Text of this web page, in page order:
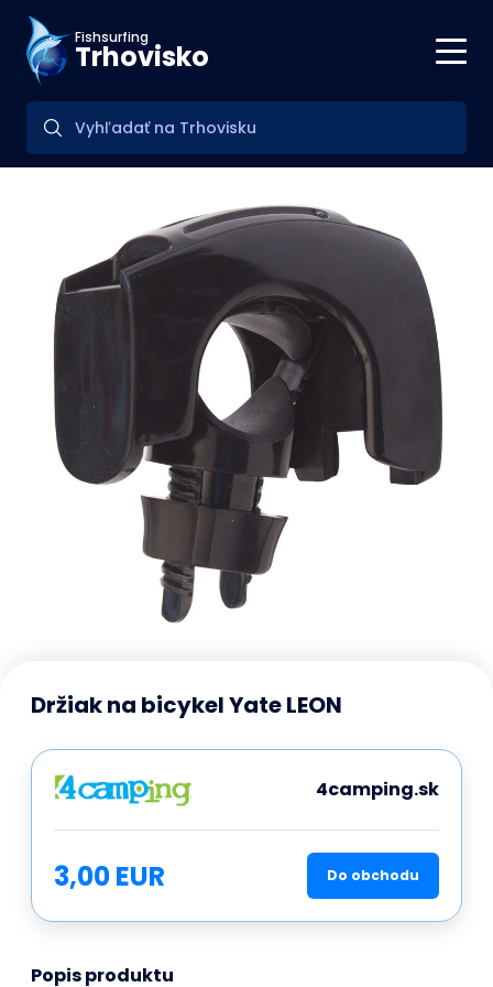
Fishsurfing
Trhovisko
Držiak na bicykel Yate LEON
4camping.sk
3,00 EUR Do obchodu
Popis produktu